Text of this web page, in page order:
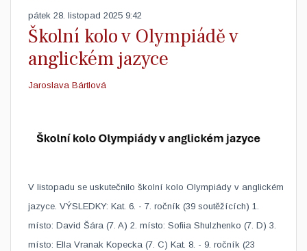
pátek 28. listopad 2025 9:42
Školní kolo v Olympiádě v
anglickém jazyce
Jaroslava Bártlová
V listopadu se uskutečnilo školní kolo Olympiády v anglickém
jazyce. VÝSLEDKY: Kat. 6. - 7. ročník (39 soutěžících) 1.
místo: David Šára (7. A) 2. místo: Sofiia Shulzhenko (7. D) 3.
místo: Ella Vranak Kopecka (7. C) Kat. 8. - 9. ročník (23